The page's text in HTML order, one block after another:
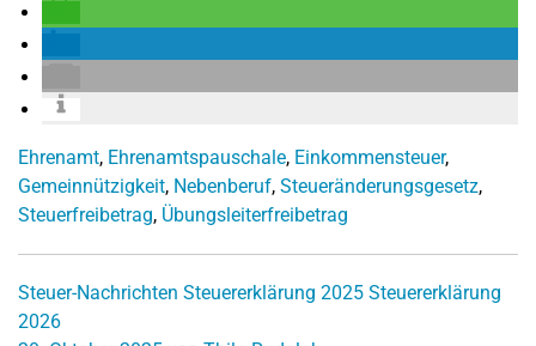
Ehrenamt, Ehrenamtspauschale, Einkommensteuer,
Gemeinnützigkeit, Nebenberuf, Steueränderungsgesetz,
Steuerfreibetrag, Übungsleiterfreibetrag
Steuer-Nachrichten Steuererklärung 2025 Steuererklärung
2026